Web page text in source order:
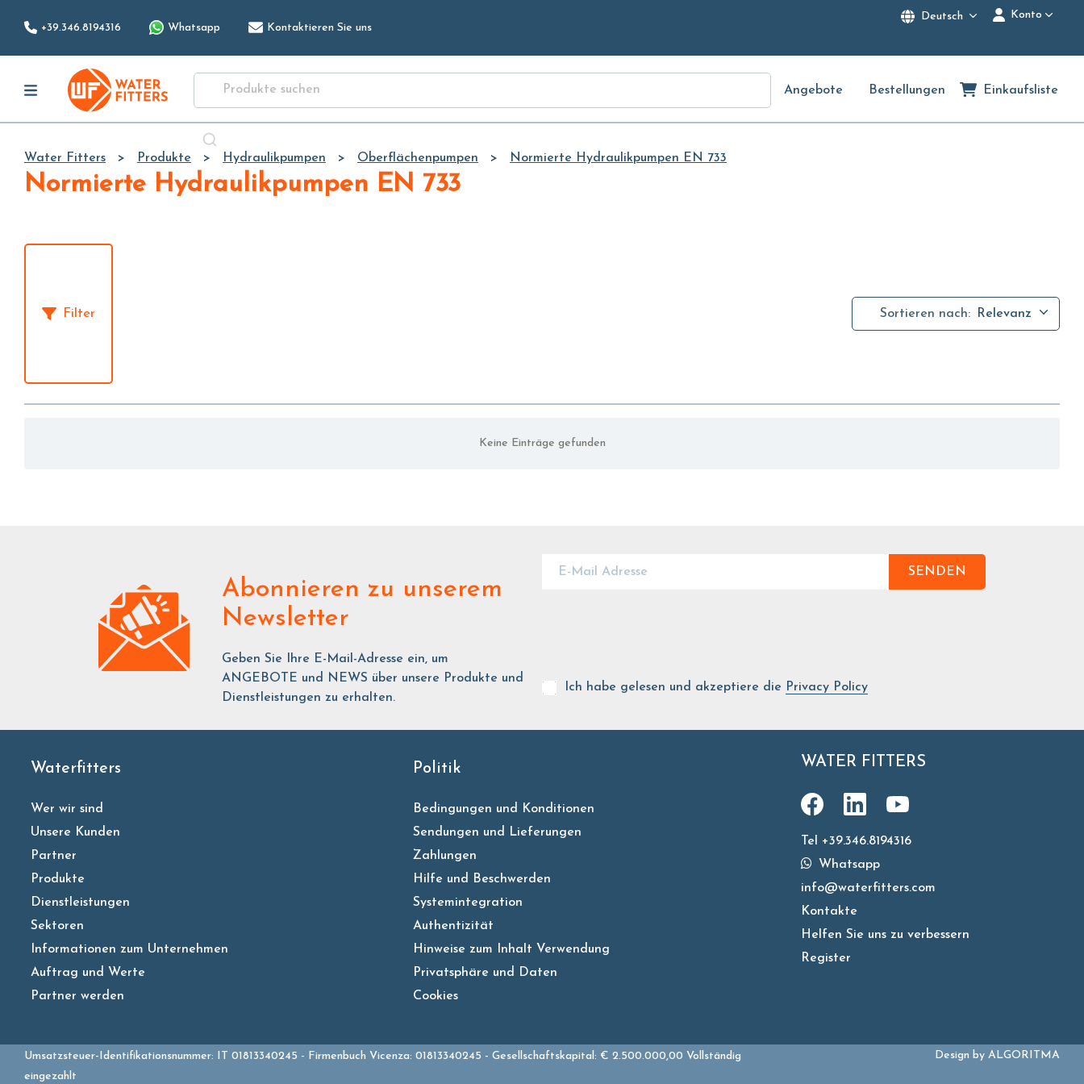
+39.346.8194316 Whatsapp Kontaktieren Sie uns
Deutsch Konto
Angebote Bestellungen Einkaufsliste
Water Fitters Produkte Hydraulikpumpen Oberflächenpumpen Normierte Hydraulikpumpen EN 733
Normierte Hydraulikpumpen EN 733
Filter Sortieren nach: Relevanz
Keine Einträge gefunden
Abonnieren zu unserem
Newsletter
Geben Sie Ihre E-Mail-Adresse ein, um
ANGEBOTE und NEWS über unsere Produkte und
Dienstleistungen zu erhalten.
SENDEN
Ich habe gelesen und akzeptiere die Privacy Policy
Waterfitters
Wer wir sind
Unsere Kunden
Partner
Produkte
Dienstleistungen
Sektoren
Informationen zum Unternehmen
Auftrag und Werte
Partner werden
Politik
Bedingungen und Konditionen
Sendungen und Lieferungen
Zahlungen
Hilfe und Beschwerden
Systemintegration
Authentizität
Hinweise zum Inhalt Verwendung
Privatsphäre und Daten
Cookies
WATER FITTERS
Tel +39.346.8194316
Whatsapp
info@waterfitters.com
Kontakte
Helfen Sie uns zu verbessern
Register
Umsatzsteuer-Identifikationsnummer: IT 01813340245 - Firmenbuch Vicenza: 01813340245 - Gesellschaftskapital: € 2.500.000,00 Vollständig
eingezahlt
Design by ALGORITMA